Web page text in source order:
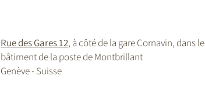
Rue des Gares 12, à côté de la gare Cornavin, dans le
bâtiment de la poste de Montbrillant
Genève - Suisse